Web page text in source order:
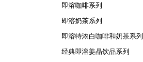
即溶咖啡系列
即溶奶茶系列
即溶特浓白咖啡和奶茶系列
经典即溶姜晶饮品系列